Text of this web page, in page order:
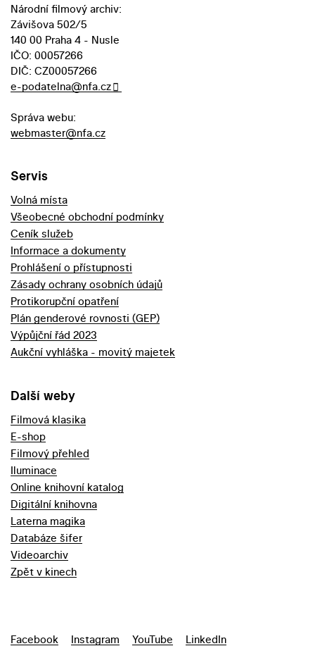
Národní filmový archiv:
Závišova 502/5
140 00 Praha 4 - Nusle
IČO: 00057266
DIČ: CZ00057266
e-podatelna@nfa.cz
Správa webu:
webmaster@nfa.cz
Servis
Volná místa
Všeobecné obchodní podmínky
Ceník služeb
Informace a dokumenty
Prohlášení o přístupnosti
Zásady ochrany osobních údajů
Protikorupční opatření
Plán genderové rovnosti (GEP)
Výpůjční řád 2023
Aukční vyhláška - movitý majetek
Další weby
Filmová klasika
E-shop
Filmový přehled
Iluminace
Online knihovní katalog
Digitální knihovna
Laterna magika
Databáze šifer
Videoarchiv
Zpět v kinech
Facebook Instagram YouTube LinkedIn